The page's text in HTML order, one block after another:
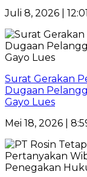
Juli 8, 2026 |
Surat Gerakan
Dugaan
Gayo Lues
Mei 18, 2026 |